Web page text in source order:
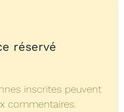
réservé
inscrites peuvent
commentaires.